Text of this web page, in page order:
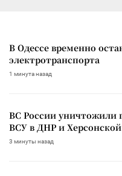
В Одессе временно
электротранспорта
1 минута назад
ВС России уничтожили
ВСУ в ДНР и
3 минуты назад